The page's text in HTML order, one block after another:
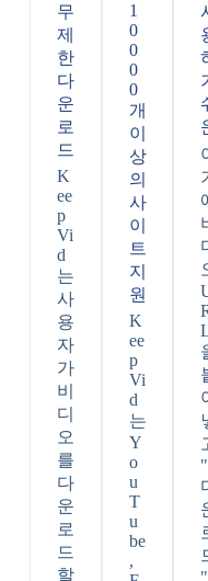
무
제
한
다
운
로
드
K
ee
p
Vi
d
는
사
용
자
가
비
디
오
를
다
운
로
드
할
1
0
0
0
0
개
이
상
의
사
이
트
지
원
K
ee
p
Vi
d
는
Y
o
u
T
u
be
,
"
"